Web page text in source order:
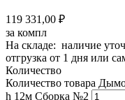
119 331,00 ₽
за компл
На складе: наличие
отгрузка от 1 дня или
Количество
Количество товара
h 12м Сборка №2